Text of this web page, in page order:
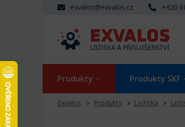
exvalos@exvalos.cz +420
Produkty Produkty SKF
Exvalos Produkty Ložiska